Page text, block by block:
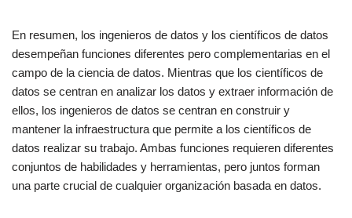
En resumen, los ingenieros de datos y los científicos de datos
desempeñan funciones diferentes pero complementarias en el
campo de la ciencia de datos. Mientras que los científicos de
datos se centran en analizar los datos y extraer información de
ellos, los ingenieros de datos se centran en construir y
mantener la infraestructura que permite a los científicos de
datos realizar su trabajo. Ambas funciones requieren diferentes
conjuntos de habilidades y herramientas, pero juntos forman
una parte crucial de cualquier organización basada en datos.